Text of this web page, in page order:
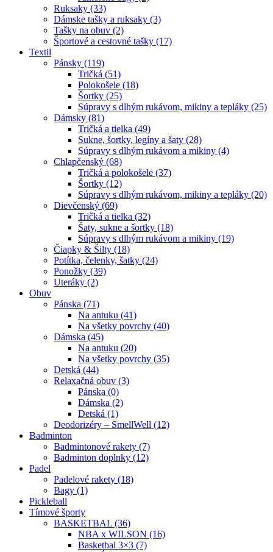
Ruksaky (33)
Dámske tašky a ruksaky (3)
Tašky na obuv (2)
Športové a cestovné tašky (17)
Textil
Pánsky (119)
Tričká (51)
Polokošele (18)
Šortky (25)
Súpravy s dlhým rukávom, mikiny a tepláky (25)
Dámsky (81)
Tričká a tielka (49)
Sukne, šortky, legíny a šaty (28)
Súpravy s dlhým rukávom a mikiny (4)
Chlapčenský (68)
Tričká a polokošele (37)
Šortky (12)
Súpravy s dlhým rukávom, mikiny a tepláky (20)
Dievčenský (69)
Tričká a tielka (32)
Šaty, sukne a šortky (18)
Súpravy s dlhým rukávom a mikiny (19)
Čiapky & Šilty (18)
Potítka, čelenky, šatky (24)
Ponožky (39)
Uteráky (2)
Obuv
Pánska (71)
Na antuku (41)
Na všetky povrchy (40)
Dámska (45)
Na antuku (20)
Na všetky povrchy (35)
Detská (44)
Relaxačná obuv (3)
Pánska (0)
Dámska (2)
Detská (1)
Deodorizéry – SmellWell (12)
Badminton
Badmintonové rakety (7)
Badminton doplnky (12)
Padel
Padelové rakety (18)
Bagy (1)
Pickleball
Tímové športy
BASKETBAL (36)
NBA x WILSON (16)
Basketbal 3×3 (7)